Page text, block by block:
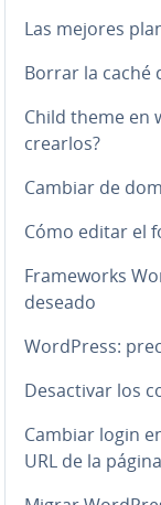
Las mejores
Borrar la caché
Child theme en
crearlos?
Cambiar de
Cómo editar el
Fra­me­wo­r­ks
deseado
WordPress:
Des­ac­ti­var los
Cambiar login
URL de la